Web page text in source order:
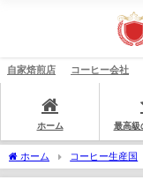
自家焙煎店 コーヒー会社
ホーム 最高級
ホーム コーヒー生産国
カフェリノ